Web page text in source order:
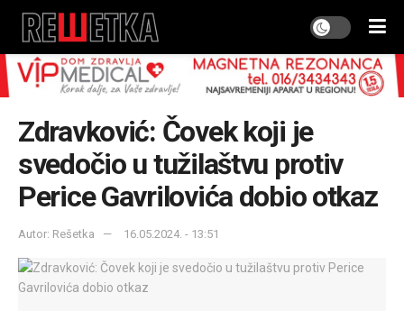
Zdravković: Čovek koji je
svedočio u tužilaštvu protiv
Perice Gavrilovića dobio otkaz
Autor: Rešetka 16.05.2024. - 13:51